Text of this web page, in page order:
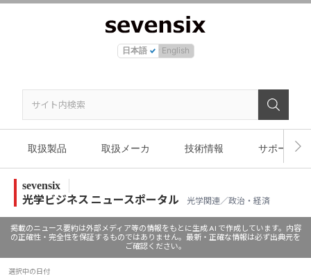
日本語 English
取扱製品 取扱メーカ 技術情報 サポート
sevensix
光学ビジネス ニュースポータル 光学関連／政治・経済
掲載のニュース要約は外部メディア等の情報をもとに生成 AI で作成しています。内容
の正確性・完全性を保証するものではありません。最新・正確な情報は必ず出典元を
ご確認ください。
選択中の日付